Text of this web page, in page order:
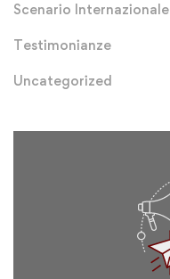
Scenario Internazionale
Testimonianze
Uncategorized